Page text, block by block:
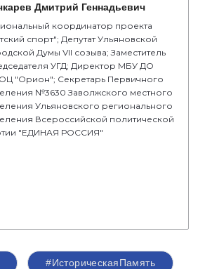
Дмитрий Геннадьевич
координатор проекта
спорт"; Депутат Ульяновской
Думы VII созыва; Заместитель
УГД; Директор МБУ ДО
"Орион"; Секретарь Первичного
№3630 Заволжского местного
Ульяновского регионального
Всероссийской политической
"ЕДИНАЯ РОССИЯ"
#ИсторическаяПамять